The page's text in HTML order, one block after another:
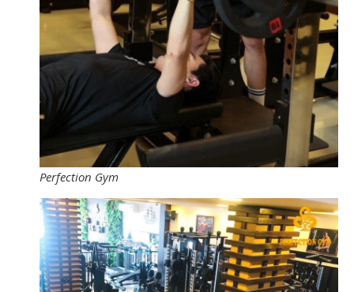
Perfection Gym